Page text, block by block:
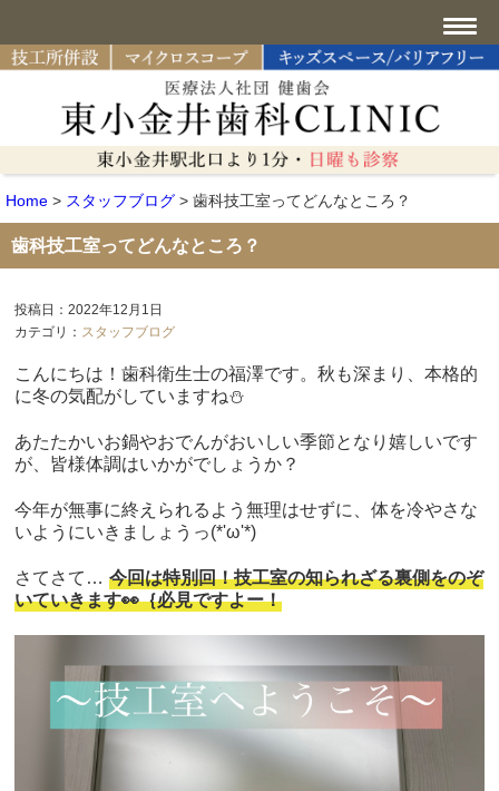
Home > スタッフブログ > 歯科技工室ってどんなところ？
歯科技工室ってどんなところ？
投稿日：2022年12月1日
カテゴリ： スタッフブログ
こんにちは！歯科衛生士の福澤です。秋も深まり、本格的
に冬の気配がしていますね⛄
あたたかいお鍋やおでんがおいしい季節となり嬉しいです
が、皆様体調はいかがでしょうか？
今年が無事に終えられるよう無理はせずに、体を冷やさな
いようにいきましょうっ(*'ω'*)
さてさて… 今回は特別回！技工室の知られざる裏側をのぞ
いていきます👀｛必見ですよー！